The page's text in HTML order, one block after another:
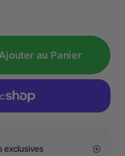
au Panier
exclusives